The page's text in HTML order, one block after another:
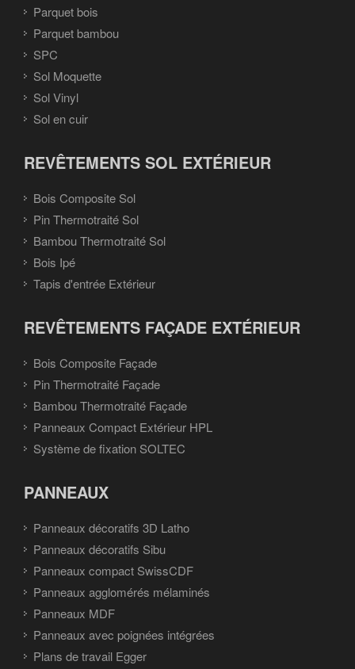
Parquet bois
Parquet bambou
SPC
Sol Moquette
Sol Vinyl
Sol en cuir
REVÊTEMENTS SOL EXTÉRIEUR
Bois Composite Sol
Pin Thermotraité Sol
Bambou Thermotraité Sol
Bois Ipé
Tapis d'entrée Extérieur
REVÊTEMENTS FAÇADE EXTÉRIEUR
Bois Composite Façade
Pin Thermotraité Façade
Bambou Thermotraité Façade
Panneaux Compact Extérieur HPL
Système de fixation SOLTEC
PANNEAUX
Panneaux décoratifs 3D Latho
Panneaux décoratifs Sibu
Panneaux compact SwissCDF
Panneaux agglomérés mélaminés
Panneaux MDF
Panneaux avec poignées intégrées
Plans de travail Egger